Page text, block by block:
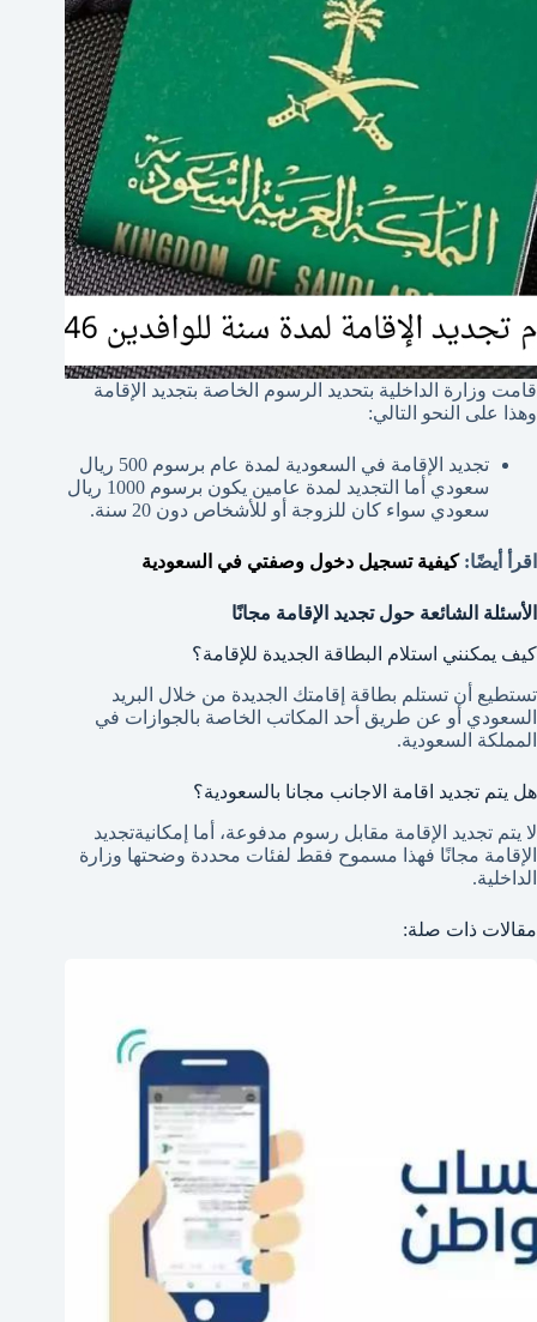
قامت وزارة الداخلية بتحديد الرسوم الخاصة بتجديد الإقامة
وهذا على النحو التالي:
تجديد الإقامة في السعودية لمدة عام برسوم 500 ريال
سعودي أما التجديد لمدة عامين يكون برسوم 1000 ريال
سعودي سواء كان للزوجة أو للأشخاص دون 20 سنة.
اقرأ أيضًا: كيفية تسجيل دخول وصفتي في السعودية
الأسئلة الشائعة حول تجديد الإقامة مجانًا
كيف يمكنني استلام البطاقة الجديدة للإقامة؟
تستطيع أن تستلم بطاقة إقامتك الجديدة من خلال البريد
السعودي أو عن طريق أحد المكاتب الخاصة بالجوازات في
المملكة السعودية.
هل يتم تجديد اقامة الاجانب مجانا بالسعودية؟
لا يتم تجديد الإقامة مقابل رسوم مدفوعة، أما إمكانيةتجديد
الإقامة مجانًا فهذا مسموح فقط لفئات محددة وضحتها وزارة
الداخلية.
مقالات ذات صلة: